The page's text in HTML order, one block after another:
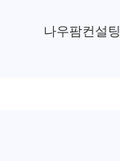
나우팜컨설팅